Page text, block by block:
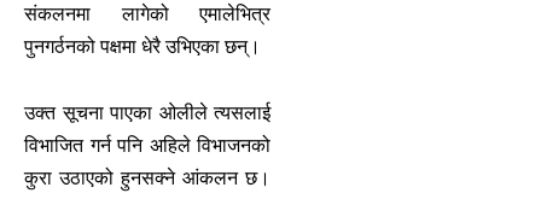
संकलनमा लागेको एमालेभित्र
पुनगर्ठनको पक्षमा धेरै उभिएका छन्।
उक्त सूचना पाएका ओलीले त्यसलाई
विभाजित गर्न पनि अहिले विभाजनको
कुरा उठाएको हुनसक्ने आंकलन छ।